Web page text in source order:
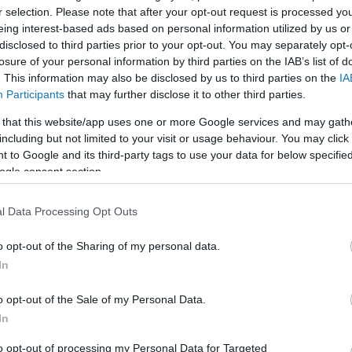
selection. Please note that after your opt-out request is processed
interest-based ads based on personal information utilized by us
to third parties prior to your opt-out. You may separately
of your personal information by third parties on the IAB’s list of
This information may also be disclosed by us to third parties on the
Participants that may further disclose it to other third parties.
that this website/app uses one or more Google services and may
but not limited to your visit or usage behaviour. You may
to Google and its third-party tags to use your data for below
consent section.
Data Processing Opt Outs
opt-out of the Sharing of my personal data.
opt-out of the Sale of my Personal Data.
opt-out of processing my Personal Data for Targeted
LEGFRISSEBB
A közlekedés mérföldkövei
A Közép-Mediterrán útvonal, A Darién-régió